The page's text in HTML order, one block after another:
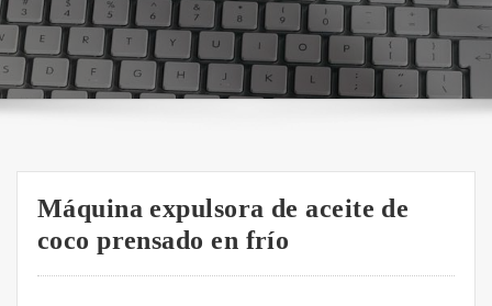
Máquina expulsora de aceite de
coco prensado en frío